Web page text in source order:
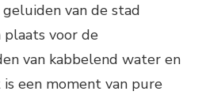
van de stad
plaats voor de
van kabbelend water en
is een moment van pure